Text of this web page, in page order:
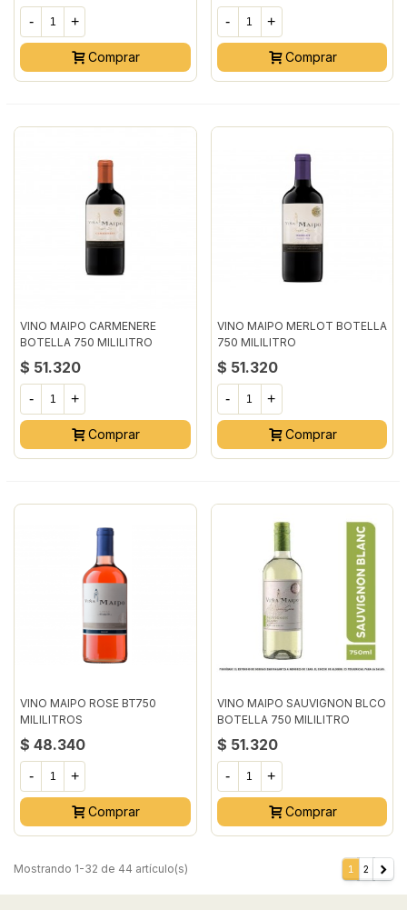
- +
Comprar
- +
Comprar
VINO MAIPO CARMENERE
BOTELLA 750 MILILITRO
$ 51.320
- +
Comprar
VINO MAIPO MERLOT BOTELLA
750 MILILITRO
$ 51.320
- +
Comprar
VINO MAIPO ROSE BT750
MILILITROS
$ 48.340
- +
Comprar
VINO MAIPO SAUVIGNON BLCO
BOTELLA 750 MILILITRO
$ 51.320
- +
Comprar
Mostrando 1-32 de 44 artículo(s) 1 2